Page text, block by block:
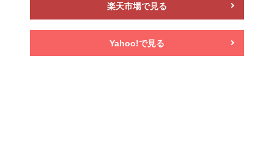
楽天市場で見る
Yahoo!で見る